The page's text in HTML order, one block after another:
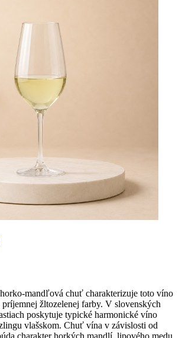
mandľová chuť charakterizuje toto víno
žltozelenej farby. V slovenských
poskytuje typické harmonické víno
vlašskom. Chuť vína v závislosti od